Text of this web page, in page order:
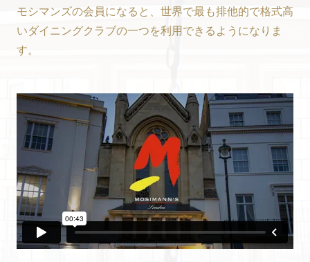
モシマンズの会員になると、世界で最も排他的で格式高
いダイニングクラブの一つを利用できるようになりま
す。